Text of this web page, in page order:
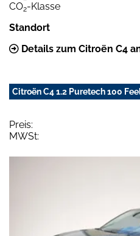
CO2-Klasse
Standort
Details zum Citroën C4
Citroën C4 1.2 Puretech 100
Preis:
MWSt: